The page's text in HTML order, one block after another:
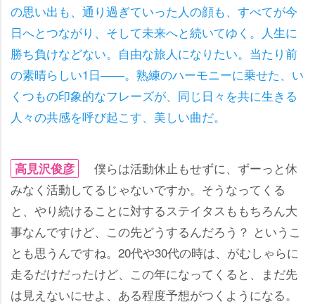
の思い出も、通り過ぎていった人の顔も、すべてが今
日へとつながり、そして未来へと続いてゆく。人生に
勝ち負けなどない。自由な旅人になりたい。当たり前
の素晴らしい1日――。熟練のハーモニーに乗せた、い
くつもの印象的なフレーズが、同じ日々を共に生きる
人々の共感を呼び起こす、美しい曲だ。
高見沢俊彦
僕らは活動休止もせずに、ずーっと休
みなく活動してるじゃないですか。そうなってくる
と、やり続けることに対するステイタスももちろん大
事なんですけど、この先どうするんだろう？ というこ
とも思うんですね。20代や30代の時は、がむしゃらに
走るだけだったけど、この年になってくると、まだ先
は見えないにせよ、ある程度予想がつくようになる。